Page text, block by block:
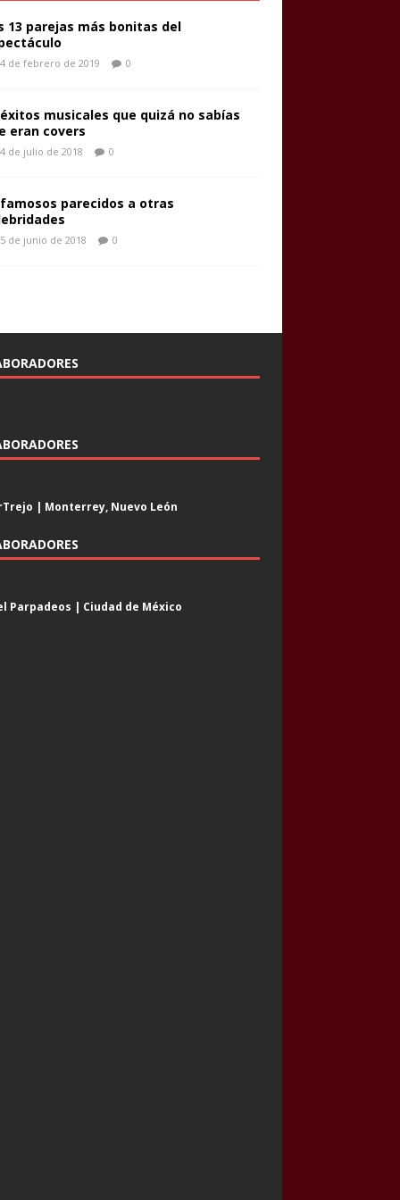
13 parejas más bonitas del
de febrero de 2019 0
musicales que quizá no sabías
eran covers
de julio de 2018 0
famosos parecidos a otras
de junio de 2018 0
| Monterrey, Nuevo León
Parpadeos | Ciudad de México